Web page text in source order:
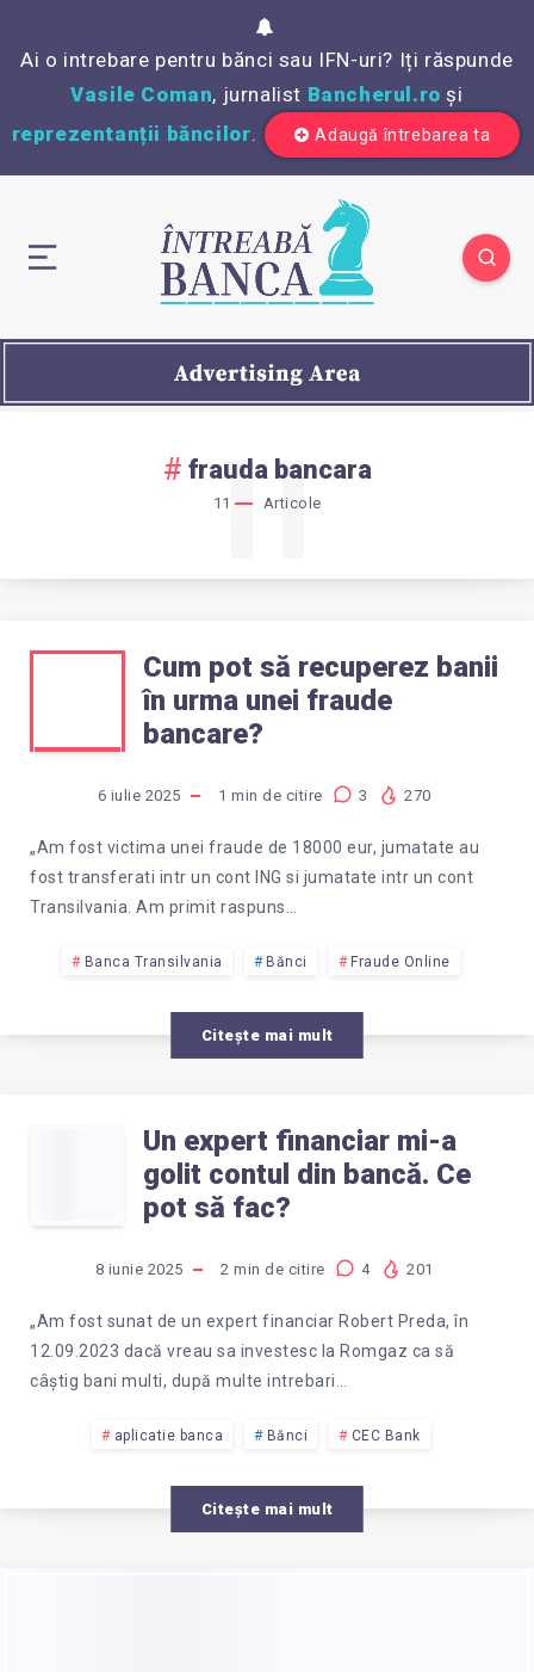
Ai o intrebare pentru bănci sau IFN-uri? Iți răspunde
Vasile Coman, jurnalist Bancherul.ro și
reprezentanții băncilor. Adaugă întrebarea ta
frauda bancara
11 Articole
11
CUM
POT
SĂ
RECUPEREZ
BANII
ÎN
URMA
FRAUDE
BANCARE?
Cum pot să recuperez banii
în urma unei fraude
bancare?
6 iulie 2025 1 min de citire 3 270
„Am fost victima unei fraude de 18000 eur, jumatate au
fost transferati intr un cont ING si jumatate intr un cont
Transilvania. Am primit raspuns…
Banca Transilvania Bănci Fraude Online
Citește mai mult
EXPERT
FINANCIAR
MI-
A
GOLIT
CONTUL
Un expert financiar mi-a
golit contul din bancă. Ce
pot să fac?
8 iunie 2025 2 min de citire 4 201
„Am fost sunat de un expert financiar Robert Preda, în
12.09.2023 dacă vreau sa investesc la Romgaz ca să
câștig bani multi, după multe intrebari…
aplicatie banca Bănci CEC Bank
Citește mai mult